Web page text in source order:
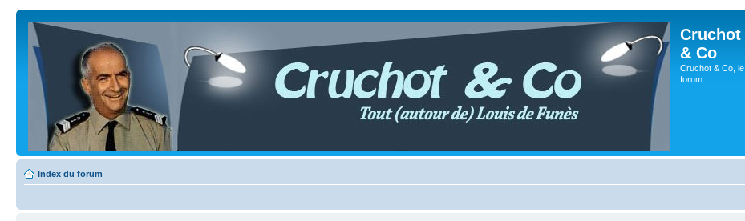
Cruchot
& Co
Cruchot & Co, le
forum
Index du forum